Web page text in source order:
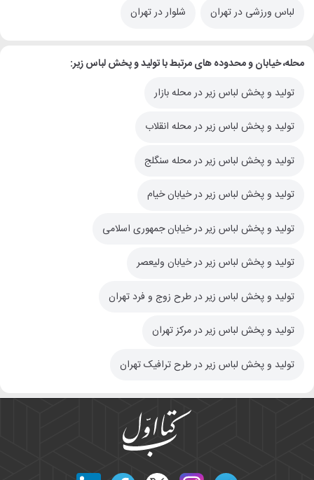
لباس ورزشی در تهران شلوار در تهران
محله، خیابان و محدوده های مرتبط با تولید و پخش لباس زیر:
تولید و پخش لباس زیر در محله بازار
تولید و پخش لباس زیر در محله انقلاب
تولید و پخش لباس زیر در محله سنگلج
تولید و پخش لباس زیر در خیابان خیام
تولید و پخش لباس زیر در خیابان جمهوری اسلامی
تولید و پخش لباس زیر در خیابان ولیعصر
تولید و پخش لباس زیر در طرح زوج و فرد تهران
تولید و پخش لباس زیر در مرکز تهران
تولید و پخش لباس زیر در طرح ترافیک تهران